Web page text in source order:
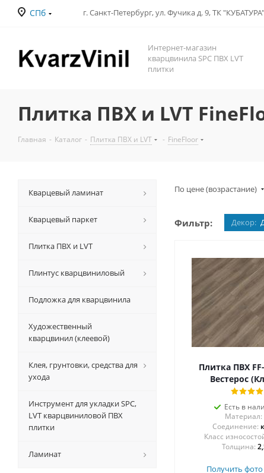
СПб
Интернет-магазин
кварцвинила SPC ПВХ LVT
плитки
Плитка ПВХ и LVT
Главная - Каталог - Плитка ПВХ и LVT - FineFloor
По цене (возрастание)
Фильтр: Декор:
Плитка ПВХ
Вестерос
Есть в
Материал:
Соединение:
Толщина:
Получить
Кварцевый ламинат
Кварцевый паркет
Плитка ПВХ и LVT
Плинтус кварцвиниловый
Подложка для кварцвинила
Художественный
кварцвинил (клеевой)
Клея, грунтовки, средства для
ухода
Инструмент для укладки SPC,
LVT кварцвиниловой ПВХ
плитки
Ламинат